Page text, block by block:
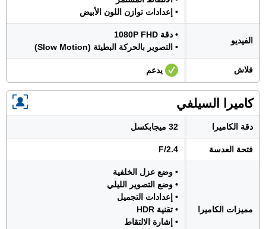
• إعدادات توازن اللون الأبيض
الفيديو
• دقة 1080P FHD
• التصوير بالحركة البطيئة (Slow Motion)
فلاش يدعم
كاميرا السيلفي
دقة الكاميرا 32 ميجابكسل
فتحة العدسة F/2.4
مميزات الكاميرا
• وضع عزل الخلفية
• وضع التصوير الليلي
• إعدادات التجميل
• تقنية HDR
• إشارة الالتقاط